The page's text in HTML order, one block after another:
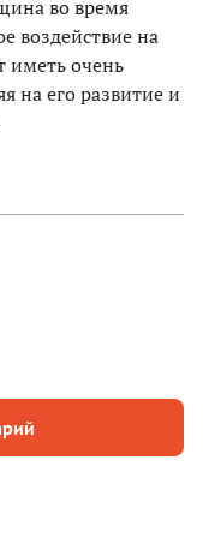
во время
воздействие на
иметь очень
на его развитие и